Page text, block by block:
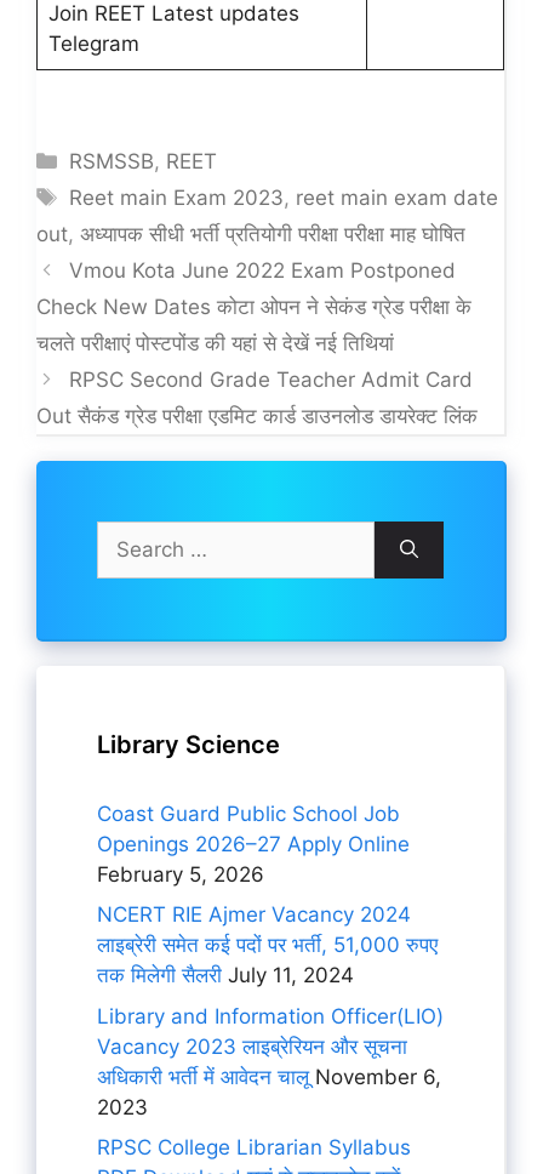
Join REET Latest updates
Telegram
Categories
RSMSSB, REET
Tags
Reet main Exam 2023, reet main exam date
out, अध्यापक सीधी भर्ती प्रतियोगी परीक्षा परीक्षा माह घोषित
Vmou Kota June 2022 Exam Postponed
Check New Dates कोटा ओपन ने सेकंड ग्रेड परीक्षा के
चलते परीक्षाएं पोस्टपोंड की यहां से देखें नई तिथियां
RPSC Second Grade Teacher Admit Card
Out सैकंड ग्रेड परीक्षा एडमिट कार्ड डाउनलोड डायरेक्ट लिंक
for:
Library Science
Coast Guard Public School Job
Openings 2026–27 Apply Online
February 5, 2026
NCERT RIE Ajmer Vacancy 2024
लाइब्रेरी समेत कई पदों पर भर्ती, 51,000 रुपए
तक मिलेगी सैलरी July 11, 2024
Library and Information Officer(LIO)
Vacancy 2023 लाइब्रेरियन और सूचना
अधिकारी भर्ती में आवेदन चालूNovember 6,
2023
RPSC College Librarian Syllabus